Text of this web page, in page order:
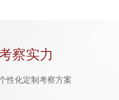
察实力
性化定制考察方案